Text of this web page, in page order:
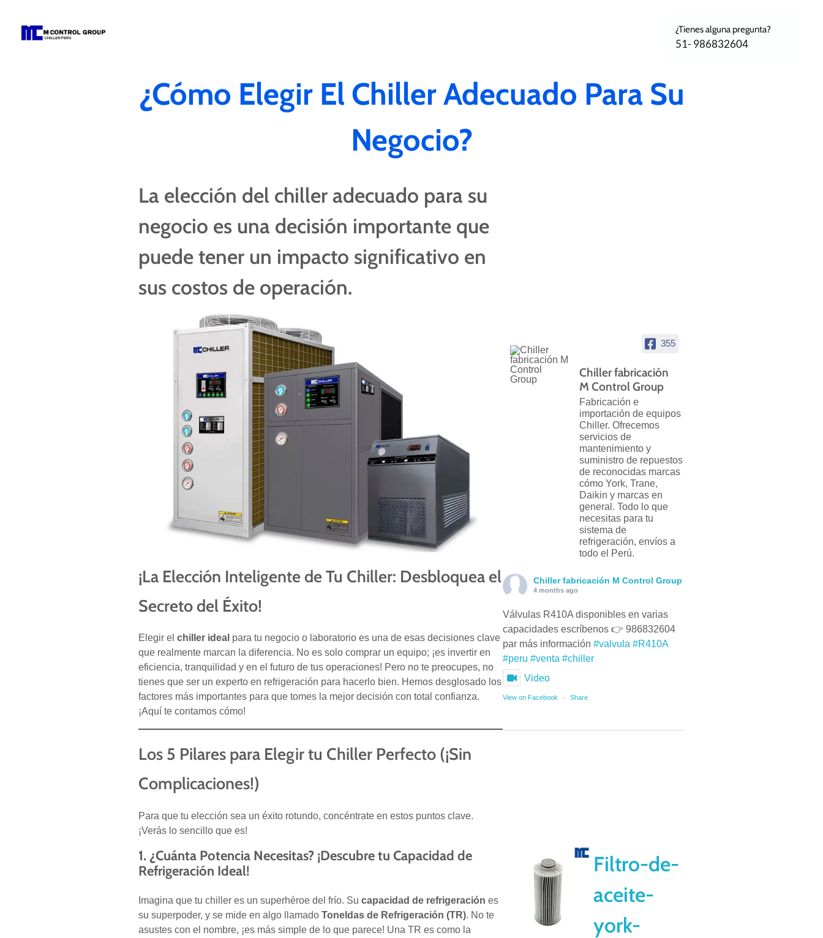
¿Tienes alguna pregunta?
51- 986832604
¿Cómo Elegir El Chiller Adecuado Para Su
Negocio?
La elección del chiller adecuado para su
negocio es una decisión importante que
puede tener un impacto significativo en
sus costos de operación.
¡La Elección Inteligente de Tu Chiller: Desbloquea el
Secreto del Éxito!
Elegir elchiller ideal para tu negocio o laboratorio es una de esas decisiones clave
que realmente marcan la diferencia. No es solo comprar un equipo; ¡es invertir en
eficiencia, tranquilidad y en el futuro de tus operaciones! Pero no te preocupes, no
tienes que ser un experto en refrigeración para hacerlo bien. Hemos desglosado los
factores más importantes para que tomes la mejor decisión con total confianza.
¡Aquí te contamos cómo!
Los 5 Pilares para Elegir tu Chiller Perfecto (¡Sin
Complicaciones!)
Para que tu elección sea un éxito rotundo, concéntrate en estos puntos clave.
¡Verás lo sencillo que es!
1. ¿Cuánta Potencia Necesitas? ¡Descubre tu Capacidad de
Refrigeración Ideal!
Imagina que tu chiller es un superhéroe del frío. Sucapacidad de refrigeración es
su superpoder, y se mide en algo llamadoToneldas de Refrigeración (TR). No te
asustes con el nombre, ¡es más simple de lo que parece! Una TR es como la
355
Chiller fabricación
M Control Group
Fabricación e
importación de equipos
Chiller. Ofrecemos
servicios de
mantenimiento y
suministro de repuestos
de reconocidas marcas
cómo York, Trane,
Daikin y marcas en
general. Todo lo que
necesitas para tu
sistema de
refrigeración, envíos a
todo el Perú.
Chiller fabricación M Control Group
4 months ago
Válvulas R410A disponibles en varias
capacidades escríbenos 👉 986832604
par más información #valvula #R410A
#peru #venta #chiller
Video
View on Facebook · Share
Filtro-de-
aceite-
york-